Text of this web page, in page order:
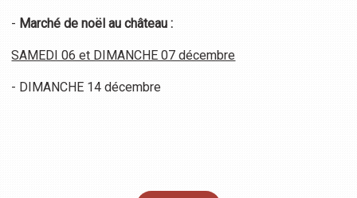
- Marché de noël au château :
SAMEDI 06 et DIMANCHE 07 décembre
- DIMANCHE 14 décembre